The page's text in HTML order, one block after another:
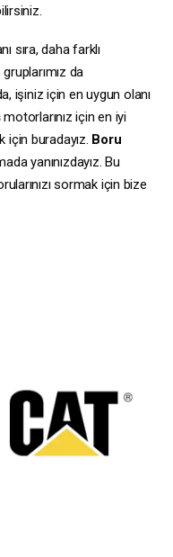
sıra, daha farklı
gruplarımız da
işiniz için en uygun olanı
motorlarınız için en iyi
için buradayız. Boru
yanınızdayız. Bu
sormak için bize